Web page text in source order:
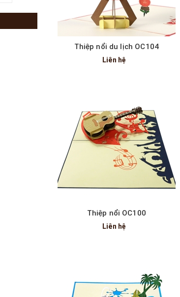
Thiệp nổi du lịch OC104
Liên hệ
Xem nhanh
Thiệp nổi OC100
Liên hệ